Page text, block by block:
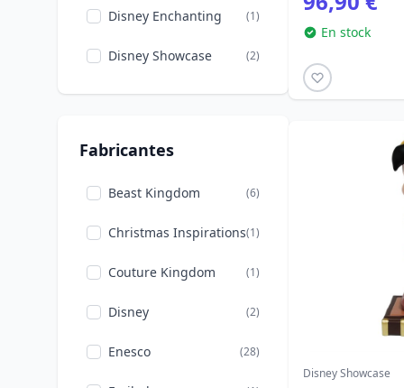
enanitos
vagabundo
Disney Enchanting (1)
Disney Showcase (2)
Disney Traditions (14)
Fabricantes
Beast Kingdom (6)
Christmas Inspirations(1)
Couture Kingdom (1)
Disney (2)
Enesco (28)
En stock
Disney Showcase